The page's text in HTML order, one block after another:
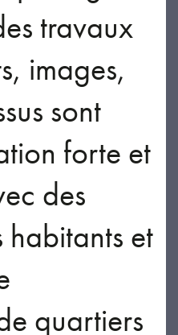
travaux
images,
sont
forte et
des
habitants et
quartiers